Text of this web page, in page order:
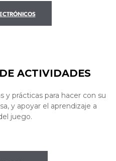
ACTIVIDADES
y prácticas para hacer con su
y apoyar el aprendizaje a
juego.